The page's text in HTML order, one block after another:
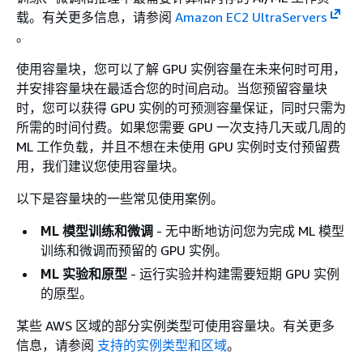
载。有关更多信息，请参阅 Amazon EC2 UltraServers
。
使用容量块，您可以了解 GPU 实例容量在未来何时可用，
并安排容量块在最适合您的时间启动。当您预留容量块
时，您可以获得 GPU 实例的可预测容量保证，同时只需为
所需的时间付费。如果您需要 GPU 一次支持几天或几周的
ML 工作负载，并且不想在未使用 GPU 实例时支付预留费
用，我们建议您使用容量块。
以下是容量块的一些常见使用案例。
ML 模型训练和微调 - 无中断地访问您为完成 ML 模型
训练和微调而预留的 GPU 实例。
ML 实验和原型 - 运行实验并构建需要短期 GPU 实例
的原型。
某些 AWS 区域的部分实例类型可使用容量块。有关更多
信息，请参阅 支持的实例类型和区域。